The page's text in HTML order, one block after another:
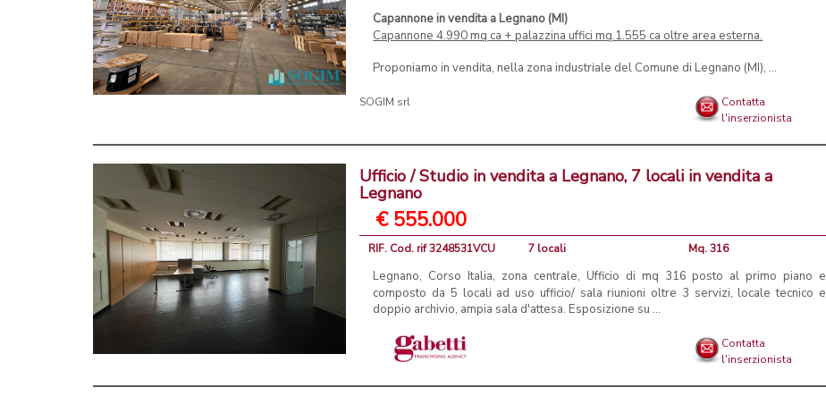
Capannone in vendita a Legnano (MI)
Capannone 4.990 mq ca + palazzina uffici mq.1.555 ca oltre area esterna.
Proponiamo in vendita, nella zona industriale del Comune di Legnano (MI), ...
SOGIM srl
Contatta
l'inserzionista
Ufficio / Studio in vendita a Legnano, 7 locali in vendita a
Legnano
€ 555.000
RIF. Cod. rif 3248531VCU 7 locali Mq. 316
Legnano, Corso Italia, zona centrale, Ufficio di mq 316 posto al primo piano e
composto da 5 locali ad uso ufficio/ sala riunioni oltre 3 servizi, locale tecnico e
doppio archivio, ampia sala d'attesa. Esposizione su ...
Contatta
l'inserzionista